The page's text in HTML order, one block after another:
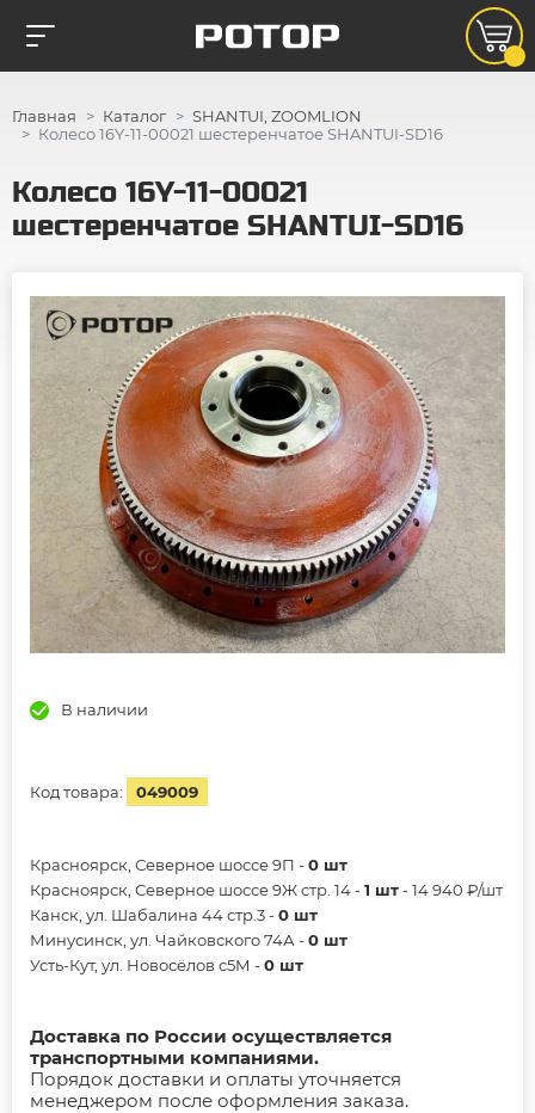
Главная Каталог
SHANTUI, ZOOMLION
Колесо 16Y-11-00021 шестеренчатое SHANTUI-SD16
Колесо 16Y-11-00021
шестеренчатое SHANTUI-SD16
В наличии
Код товара: 049009
Красноярск, Северное шоссе 9П -0 шт
Красноярск, Северное шоссе 9Ж стр. 14 -1 шт- 14 940 ₽/шт
Канск, ул. Шабалина 44 стр.3 -0 шт
Минусинск, ул. Чайковского 74А -0 шт
Усть-Кут, ул. Новосёлов с5М -0 шт
Доставка по России осуществляется
транспортными компаниями.
Порядок доставки и оплаты уточняется
менеджером после оформления заказа.